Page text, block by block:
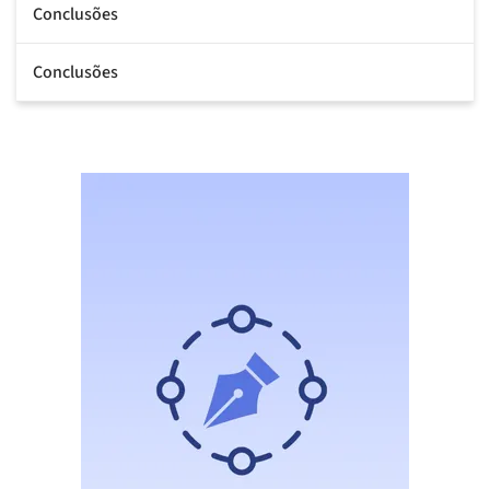
Conclusões
Conclusões